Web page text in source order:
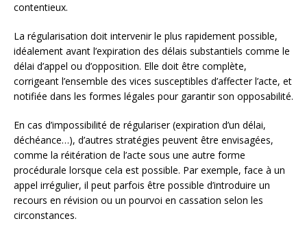
contentieux.
La régularisation doit intervenir le plus rapidement possible,
idéalement avant l’expiration des délais substantiels comme le
délai d’appel ou d’opposition. Elle doit être complète,
corrigeant l’ensemble des vices susceptibles d’affecter l’acte, et
notifiée dans les formes légales pour garantir son opposabilité.
En cas d’impossibilité de régulariser (expiration d’un délai,
déchéance…), d’autres stratégies peuvent être envisagées,
comme la réitération de l’acte sous une autre forme
procédurale lorsque cela est possible. Par exemple, face à un
appel irrégulier, il peut parfois être possible d’introduire un
recours en révision ou un pourvoi en cassation selon les
circonstances.